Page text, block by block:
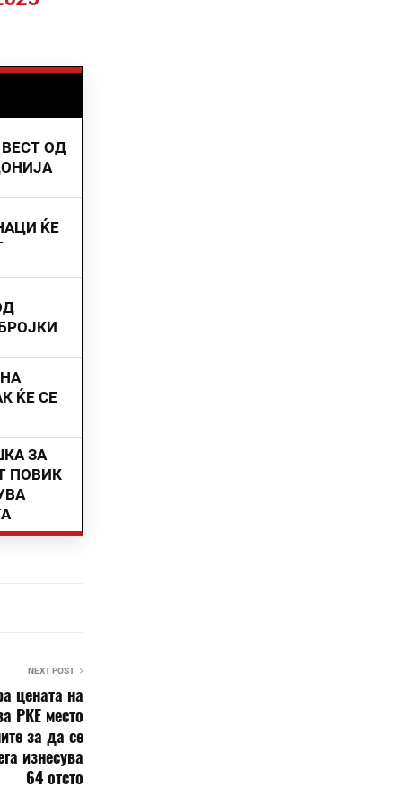
ОД
ЌЕ
ЌЕ СЕ
ЗА
ПОВИК
NEXT POST
цената на
РКЕ место
за да се
изнесува
64 отсто